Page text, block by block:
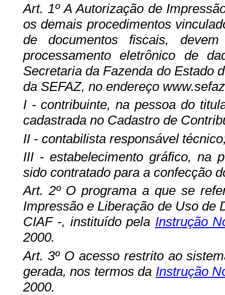
Art. 1º A Autorização de
os demais procedimentos
de documentos fiscais,
processamento eletrônico de
Secretaria da Fazenda do Estado
da SEFAZ, no endereço
I - contribuinte, na pessoa do
cadastrada no Cadastro de
II - contabilista responsável
III - estabelecimento gráfico, na
sido contratado para a confecção
Art. 2º O programa a que se
Impressão e Liberação de Uso de
CIAF -, instituído pela Instrução
2000.
Art. 3º Oacesso restrito ao
gerada, nos termos da Instrução
2000.